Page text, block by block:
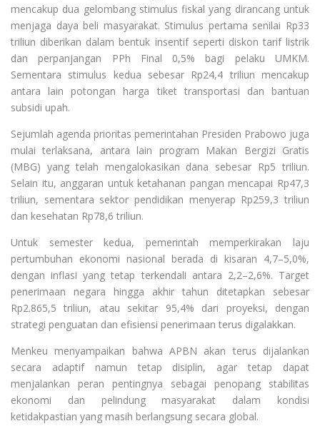
mencakup dua gelombang stimulus fiskal yang dirancang untuk
menjaga daya beli masyarakat. Stimulus pertama senilai Rp33
triliun diberikan dalam bentuk insentif seperti diskon tarif listrik
dan perpanjangan PPh Final 0,5% bagi pelaku UMKM.
Sementara stimulus kedua sebesar Rp24,4 triliun mencakup
antara lain potongan harga tiket transportasi dan bantuan
subsidi upah.
Sejumlah agenda prioritas pemerintahan Presiden Prabowo juga
mulai terlaksana, antara lain program Makan Bergizi Gratis
(MBG) yang telah mengalokasikan dana sebesar Rp5 triliun.
Selain itu, anggaran untuk ketahanan pangan mencapai Rp47,3
triliun, sementara sektor pendidikan menyerap Rp259,3 triliun
dan kesehatan Rp78,6 triliun.
Untuk semester kedua, pemerintah memperkirakan laju
pertumbuhan ekonomi nasional berada di kisaran 4,7–5,0%,
dengan inflasi yang tetap terkendali antara 2,2–2,6%. Target
penerimaan negara hingga akhir tahun ditetapkan sebesar
Rp2.865,5 triliun, atau sekitar 95,4% dari proyeksi, dengan
strategi penguatan dan efisiensi penerimaan terus digalakkan.
Menkeu menyampaikan bahwa APBN akan terus dijalankan
secara adaptif namun tetap disiplin, agar tetap dapat
menjalankan peran pentingnya sebagai penopang stabilitas
ekonomi dan pelindung masyarakat dalam kondisi
ketidakpastian yang masih berlangsung secara global.